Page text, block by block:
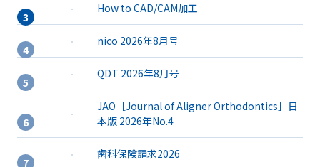
How to CAD/CAM加工
nico 2026年8月号
QDT 2026年8月号
JAO［Journal of Aligner Orthodontics］日
本版 2026年No.4
歯科保険請求2026